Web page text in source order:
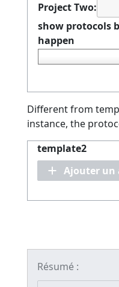
Project Two:
show protocols
happen
Different from
instance, the
template2
Ajouter un
Résumé :